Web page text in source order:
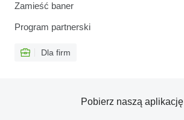
Zamieść baner
Program partnerski
Dla firm
Pobierz naszą aplikację